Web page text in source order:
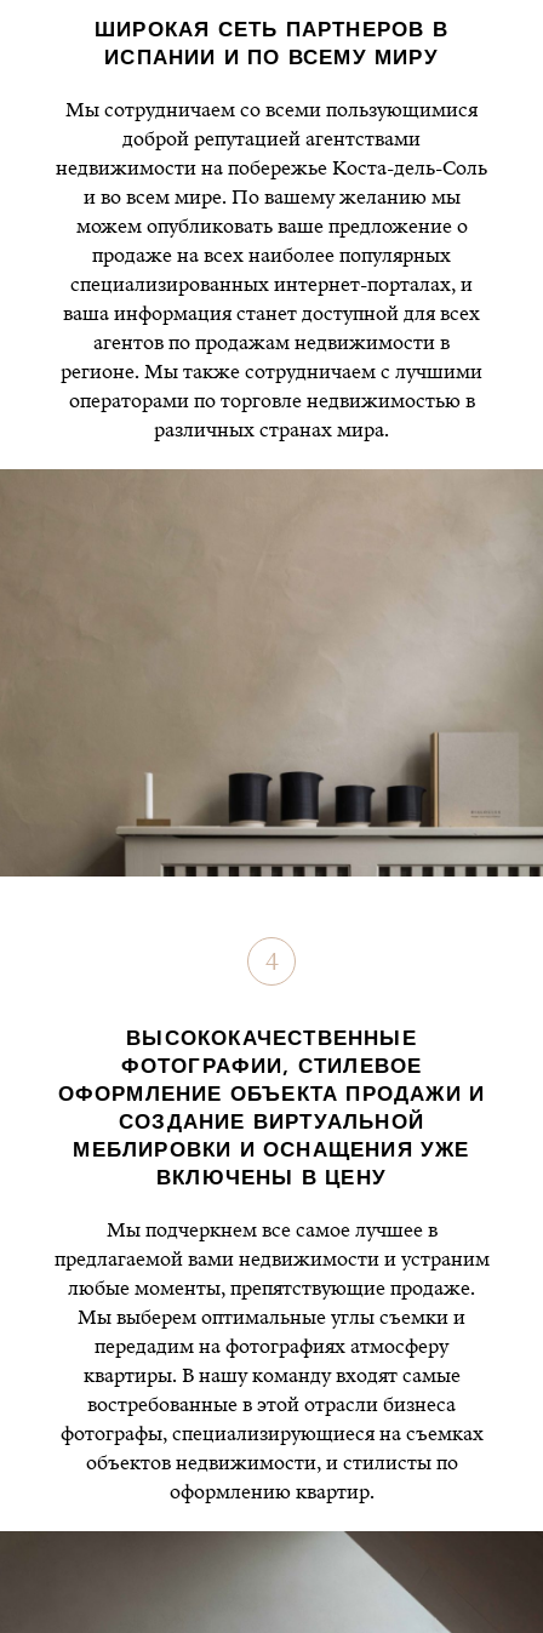
ШИРОКАЯ СЕТЬ ПАРТНЕРОВ В
ИСПАНИИ И ПО ВСЕМУ МИРУ
Мы сотрудничаем со всеми пользующимися
доброй репутацией агентствами
недвижимости на побережье Коста-дель-Соль
и во всем мире. По вашему желанию мы
можем опубликовать ваше предложение о
продаже на всех наиболее популярных
специализированных интернет-порталах, и
ваша информация станет доступной для всех
агентов по продажам недвижимости в
регионе. Мы также сотрудничаем с лучшими
операторами по торговле недвижимостью в
различных странах мира.
4
ВЫСОКОКАЧЕСТВЕННЫЕ
ФОТОГРАФИИ, СТИЛЕВОЕ
ОФОРМЛЕНИЕ ОБЪЕКТА ПРОДАЖИ И
СОЗДАНИЕ ВИРТУАЛЬНОЙ
МЕБЛИРОВКИ И ОСНАЩЕНИЯ УЖЕ
ВКЛЮЧЕНЫ В ЦЕНУ
Мы подчеркнем все самое лучшее в
предлагаемой вами недвижимости и устраним
любые моменты, препятствующие продаже.
Мы выберем оптимальные углы съемки и
передадим на фотографиях атмосферу
квартиры. В нашу команду входят самые
востребованные в этой отрасли бизнеса
фотографы, специализирующиеся на съемках
объектов недвижимости, и стилисты по
оформлению квартир.